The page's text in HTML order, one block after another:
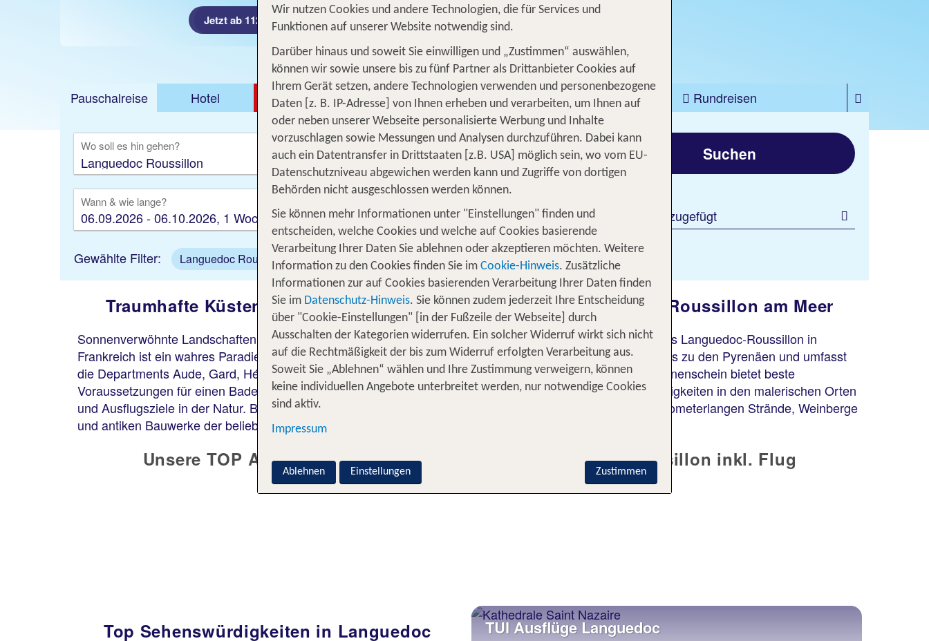
Jetzt ab 1129 €
Jetzt ab 134 €
Pauschalreise Hotel DEALS Flug Ferienhaus Mietwagen Kreuzfahrten
Rundreisen
Ausflüge
Camper Privattransfer Zusatzleistungen
Wo soll es hin gehen? Von wo?
Beliebig
Wann & wie lange?
06.09.2026 - 06.10.2026, 1 Woche 2 Erwachsene
Suchen
1 Filter hinzugefügt
Gewählte Filter: Languedoc Roussillon
Traumhafte Küstenregion in Südfrankreich – Urlaub im Languedoc-Roussillon am Meer
Sonnenverwöhnte Landschaften, türkisblaues Mittelmeer und mittelalterliche Städte und natürlich Wein – das Languedoc-Roussillon in
Frankreich ist ein wahres Paradies für Reisende. Die wunderschöne Region erstreckt sich vom Mittelmeer bis zu den Pyrenäen und umfasst
die Departments Aude, Gard, Hérault, Lozère und Pyrénées-Orientales. Das mediterrane Klima mit viel Sonnenschein bietet beste
Voraussetzungen für einen Badeurlaub am Meer. Für viel Abwechslung sorgen die zahlreichen Sehenswürdigkeiten in den malerischen Orten
und Ausflugsziele in der Natur. Buche Deinen Urlaub im Languedoc-Roussillon bei TUI und bestaune die kilometerlangen Strände, Weinberge
und antiken Bauwerke der beliebten Küstenregion in Südfrankreich.
Unsere TOP Angebote für 1 Woche Urlaub in Languedoc Roussillon inkl. Flug
Top Sehenswürdigkeiten in Languedoc
TUI Ausflüge Languedoc
Wir nutzen Cookies und andere Technologien, die für Services und
Funktionen auf unserer Website notwendig sind.
Darüber hinaus und soweit Sie einwilligen und „Zustimmen“ auswählen,
können wir sowie unsere bis zu fünf Partner als Drittanbieter Cookies auf
Ihrem Gerät setzen, andere Technologien verwenden und personenbezogene
Daten [z. B. IP-Adresse] von Ihnen erheben und verarbeiten, um Ihnen auf
oder neben unserer Webseite personalisierte Werbung und Inhalte
vorzuschlagen sowie Messungen und Analysen durchzuführen. Dabei kann
auch ein Datentransfer in Drittstaaten [z.B. USA] möglich sein, wo vom EU-
Datenschutzniveau abgewichen werden kann und Zugriffe von dortigen
Behörden nicht ausgeschlossen werden können.
Sie können mehr Informationen unter "Einstellungen" finden und
entscheiden, welche Cookies und welche auf Cookies basierende
Verarbeitung Ihrer Daten Sie ablehnen oder akzeptieren möchten. Weitere
Information zu den Cookies finden Sie im Cookie-Hinweis. Zusätzliche
Informationen zur auf Cookies basierenden Verarbeitung Ihrer Daten finden
Sie im Datenschutz-Hinweis. Sie können zudem jederzeit Ihre Entscheidung
über "Cookie-Einstellungen" [in der Fußzeile der Webseite] durch
Ausschalten der Kategorien widerrufen. Ein solcher Widerruf wirkt sich nicht
auf die Rechtmäßigkeit der bis zum Widerruf erfolgten Verarbeitung aus.
Soweit Sie „Ablehnen“ wählen und Ihre Zustimmung verweigern, können
keine individuellen Angebote unterbreitet werden, nur notwendige Cookies
sind aktiv.
Impressum
Zustimmen
Ablehnen Einstellungen